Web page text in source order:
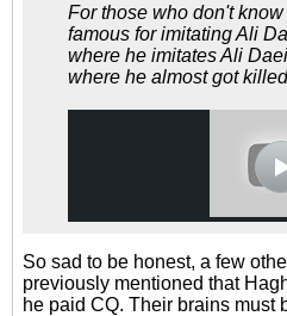
For those who don't
famous for imitating Ali
where he imitates Ali
where he almost got
So sad to be honest, a few
previously mentioned that
he paid CQ. Their brains must